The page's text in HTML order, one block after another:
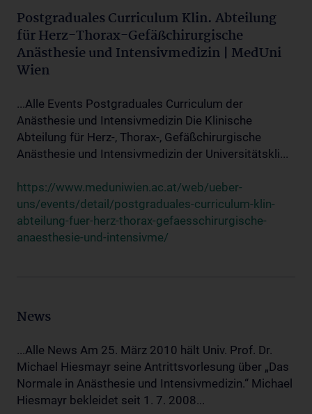
Postgraduales Curriculum Klin. Abteilung
für Herz-Thorax-Gefäßchirurgische
Anästhesie und Intensivmedizin | MedUni
Wien
...Alle Events Postgraduales Curriculum der
Anästhesie und Intensivmedizin Die Klinische
Abteilung für Herz-, Thorax-, Gefäßchirurgische
Anästhesie und Intensivmedizin der Universitätskli...
https://www.meduniwien.ac.at/web/ueber-
uns/events/detail/postgraduales-curriculum-klin-
abteilung-fuer-herz-thorax-gefaesschirurgische-
anaesthesie-und-intensivme/
News
...Alle News Am 25. März 2010 hält Univ. Prof. Dr.
Michael Hiesmayr seine Antrittsvorlesung über „Das
Normale in Anästhesie und Intensivmedizin.“ Michael
Hiesmayr bekleidet seit 1. 7. 2008...